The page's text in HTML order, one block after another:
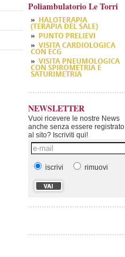
Poliambulatorio Le Torri
NEWSLETTER
Vuoi ricevere le nostre News
anche senza essere registrato
al sito? Iscriviti qui!
iscrivi rimuovi